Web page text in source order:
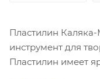
Пластилин
инструмент для
Пластилин имеет